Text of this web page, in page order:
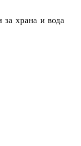
за храна и вода